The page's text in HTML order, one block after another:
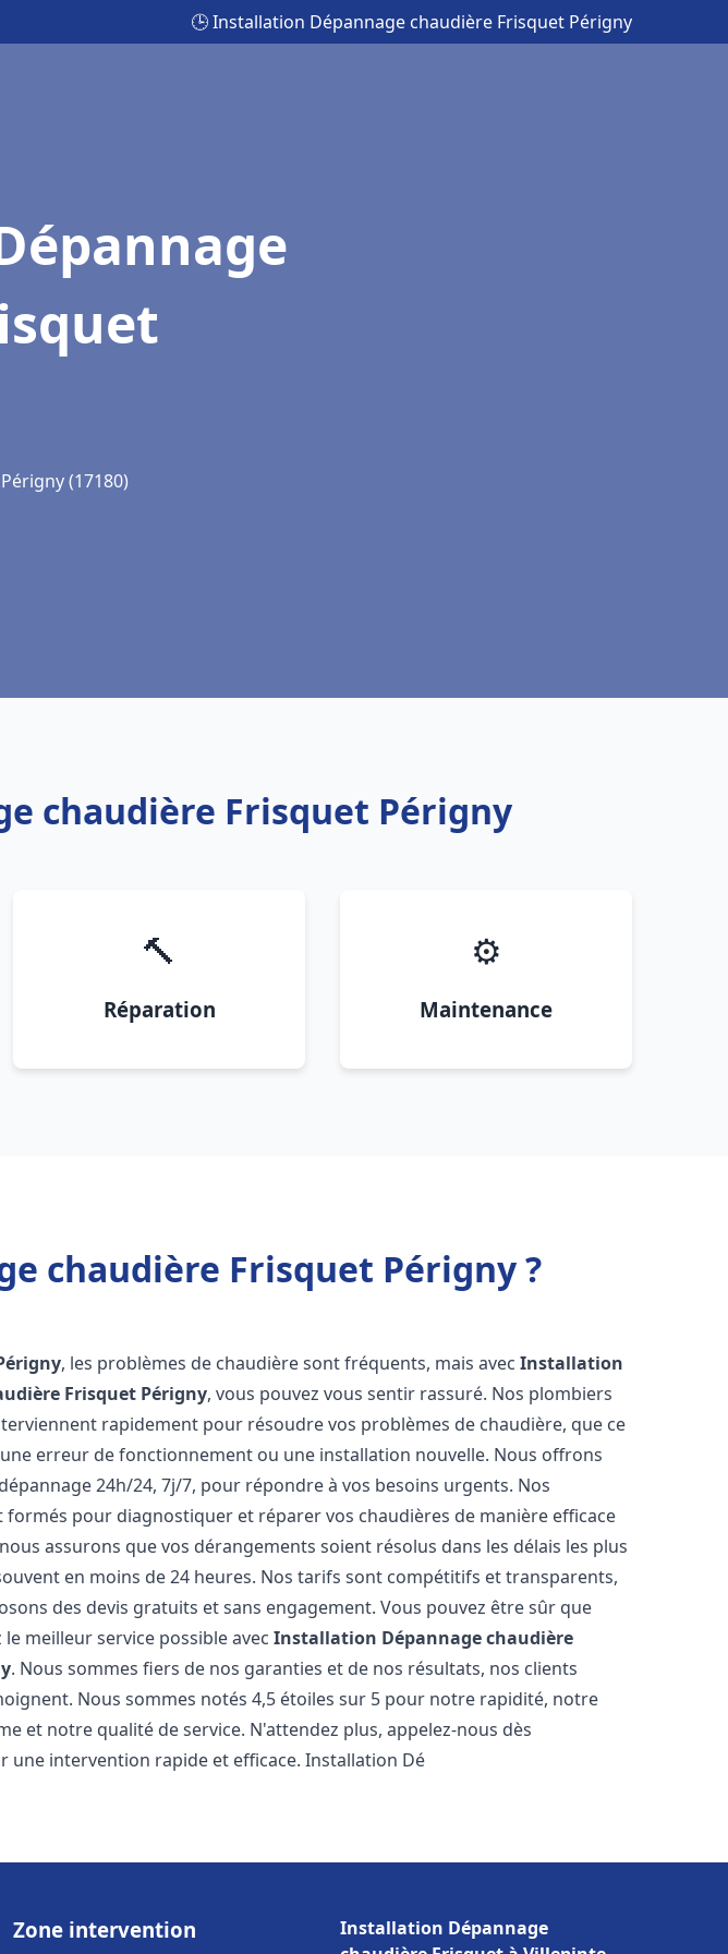
🕒 Installation Dépannage chaudière Frisquet Périgny
(17180)
chaudière Frisquet Périgny
🔨
Réparation
⚙️
Maintenance
chaudière Frisquet Périgny ?
, les problèmes de chaudière sont fréquents, mais avecInstallation
Frisquet Périgny, vous pouvez vous sentir rassuré. Nos plombiers
rapidement pour résoudre vos problèmes de chaudière, que ce
erreur de fonctionnement ou une installation nouvelle. Nous offrons
24h/24, 7j/7, pour répondre à vos besoins urgents. Nos
formés pour diagnostiquer et réparer vos chaudières de manière efficace
assurons que vos dérangements soient résolus dans les délais les plus
en moins de 24 heures. Nos tarifs sont compétitifs et transparents,
des devis gratuits et sans engagement. Vous pouvez être sûr que
meilleur service possible avecInstallation Dépannage chaudière
. Nous sommes fiers de nos garanties et de nos résultats, nos clients
Nous sommes notés 4,5 étoiles sur 5 pour notre rapidité, notre
et notre qualité de service. N'attendez plus, appelez-nous dès
une intervention rapide et efficace. Installation Dé
Zone intervention
Installation Dépannage